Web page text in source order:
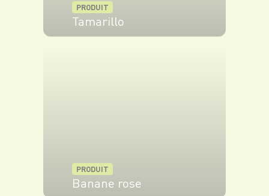
PRODUIT
Tamarillo
PRODUIT
Banane rose